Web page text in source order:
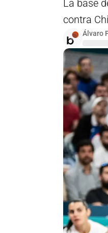
La base
contra
Álvaro